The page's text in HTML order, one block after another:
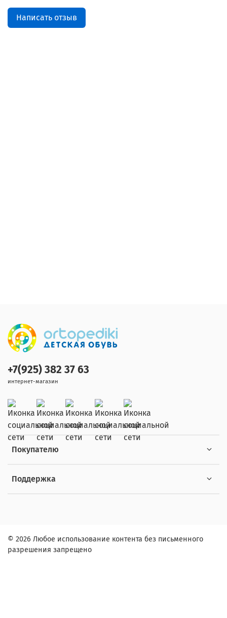
Написать отзыв
Покупателю
Поддержка
+7(925) 382 37 63
интернет-магазин
© 2026 Любое использование контента без письменного
разрешения запрещено